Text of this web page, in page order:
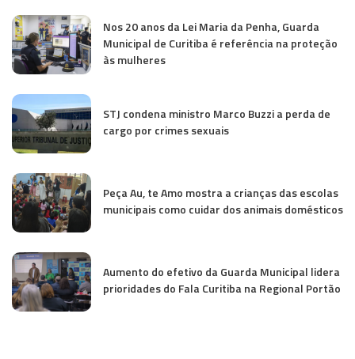
Nos 20 anos da Lei Maria da Penha, Guarda
Municipal de Curitiba é referência na proteção
às mulheres
STJ condena ministro Marco Buzzi a perda de
cargo por crimes sexuais
Peça Au, te Amo mostra a crianças das escolas
municipais como cuidar dos animais domésticos
Aumento do efetivo da Guarda Municipal lidera
prioridades do Fala Curitiba na Regional Portão